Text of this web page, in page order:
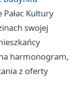
Kultury
swojej
harmonogram,
z oferty